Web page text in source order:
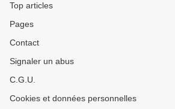
Top articles
Pages
Contact
Signaler un abus
C.G.U.
Cookies et données personnelles